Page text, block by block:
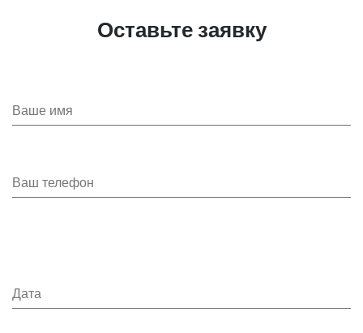
Оставьте заявку